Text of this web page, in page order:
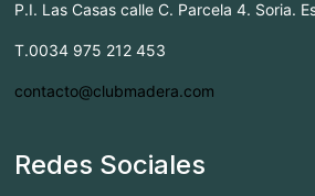
P.I. Las Casas calle C. Parcela 4. Soria.
T.0034 975 212 453
contacto@clubmadera.com
Redes Sociales